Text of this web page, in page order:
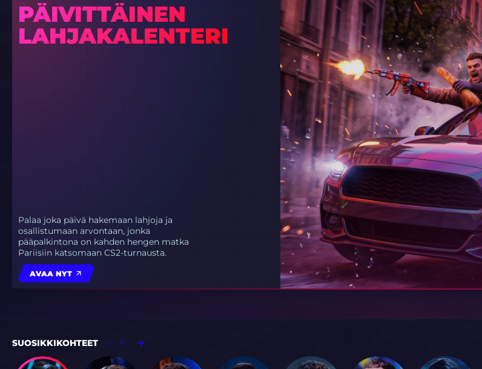
PÄIVITTÄINEN
LAHJAKALENTERI
Palaa joka päivä hakemaan lahjoja ja
osallistumaan arvontaan, jonka
pääpalkintona on kahden hengen matka
Pariisiin katsomaan CS2-turnausta.
AVAA NYT
SUOSIKKIKOHTEET